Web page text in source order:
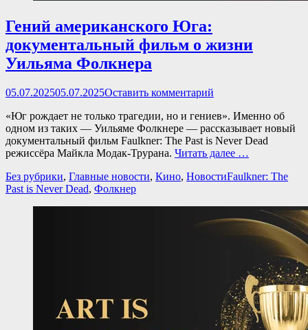
Гений американского Юга:
документальный фильм о жизни
Уильяма Фолкнера
Опубликовано
05.07.202505.07.2025Оставить комментарий
«Юг рождает не только трагедии, но и гениев». Именно об
одном из таких — Уильяме Фолкнере — рассказывает новый
документальный фильм Faulkner: The Past is Never Dead
режиссёра Майкла Модак-Трурана. Читать далее …
Категории
Без рубрики, Главные новости, Кино, НовостиТеги
Faulkner: The
Past is Never Dead, Фолкнер